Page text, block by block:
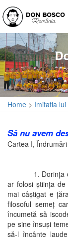
Home > Imitatia
Să nu avem
Cartea I,
1. Dorinţa de a
ar folosi ştiinţa
mai câştigat e
filosoful semeţ
încumetă să
pe sine însuşi
să-l încânte